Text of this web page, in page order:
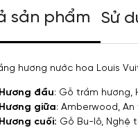
sản phẩm Sử
hương nước hoa Louis
Hương đầu: Gỗ trầm hương,
Hương giữa: Amberwood,
Hương cuối: Gỗ Bu-lô, Nghệ